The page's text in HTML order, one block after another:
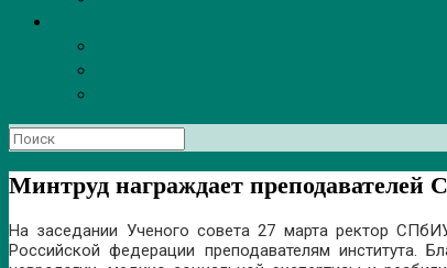
Поиск
по:
Минтруд награждает
На заседании Ученого совета 27 марта ректор
Российской федерации преподавателям института.